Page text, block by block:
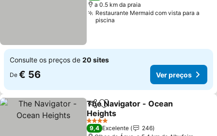
a 0.5 km da praia
Restaurante Mermaid com vista para a
piscina
Consulte os preços de 20 sites
De € 56 Ver preços
PartilharAdicionar aos favoritos
The Navigator - Ocean
Heights
4 Estrelas
9,4 Excelente
246